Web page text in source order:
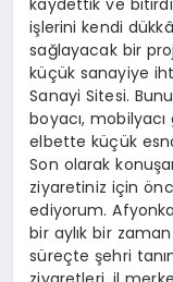
işlerini kendi
sağlayacak bir
küçük sanayiye
Sanayi Sitesi.
boyacı, mobilyacı
elbette küçük
Son olarak
ziyaretiniz için
ediyorum.
bir aylık bir
süreçte şehri